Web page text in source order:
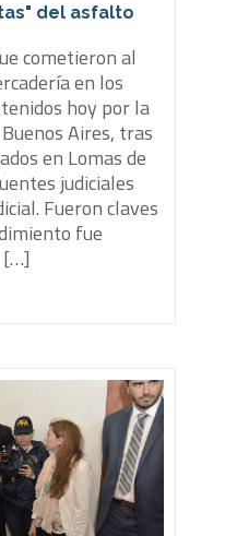
del asfalto
cometieron al
en los
hoy por la
Aires, tras
en Lomas de
judiciales
Fueron claves
fue
[…]